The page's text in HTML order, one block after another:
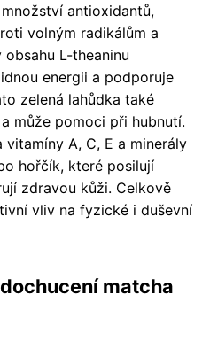
antioxidantů,
volným radikálům a
L-theaninu
energii a podporuje
zelená lahůdka také
může pomoci při hubnutí.
A, C, E a minerály
hořčík, které posilují
zdravou kůži. Celkově
vliv na fyzické i duševní
matcha